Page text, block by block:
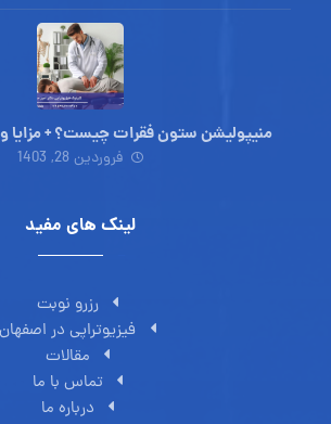
منیپولیشن ستون فقرات چیست؟ +
فروردین 28, 1403
لینک های مفید
رزرو نوبت
فیزیوتراپی در اصفهان
مقالات
تماس با ما
درباره ما